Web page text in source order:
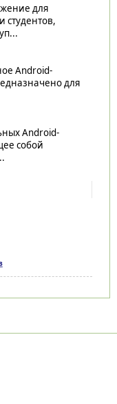
для
студентов,
Android-
для
Android-
собой